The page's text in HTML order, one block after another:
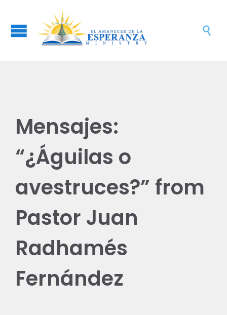

Mensajes:
“¿Águilas o
avestruces?” from
Pastor Juan
Radhamés
Fernández